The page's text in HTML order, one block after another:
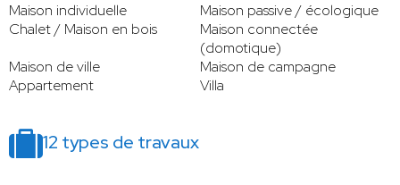
Maison individuelle
Maison passive / écologique
Chalet / Maison en bois
Maison connectée
(domotique)
Maison de ville
Maison de campagne
Appartement
Villa
12 types de travaux